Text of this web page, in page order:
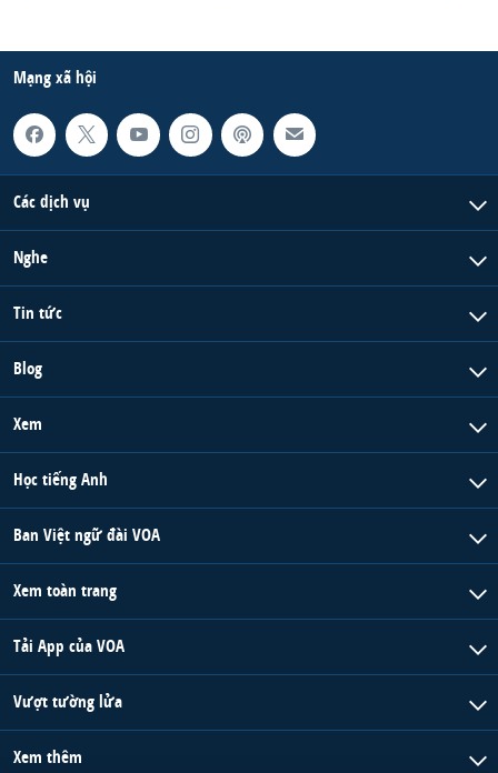
Mạng xã hội
Các dịch vụ
Nghe
Tin tức
Blog
Xem
Học tiếng Anh
Ban Việt ngữ đài VOA
Xem toàn trang
Tải App của VOA
Vượt tường lửa
Xem thêm